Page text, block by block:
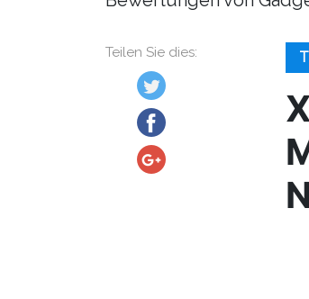
Teilen Sie dies: